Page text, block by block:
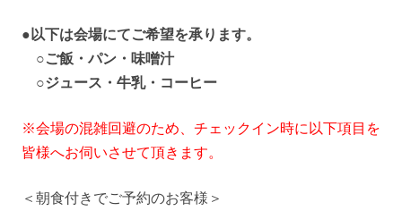
●以下は会場にてご希望を承ります。
○ご飯・パン・味噌汁
○ジュース・牛乳・コーヒー
※会場の混雑回避のため、チェックイン時に以下項目を
皆様へお伺いさせて頂きます。
＜朝食付きでご予約のお客様＞